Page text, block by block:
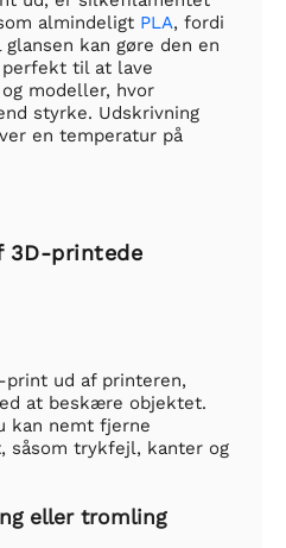
almindeligt PLA, fordi
kan gøre den en
perfekt til at lave
modeller, hvor
styrke. Udskrivning
en temperatur på
3D-printede
ud af printeren,
at beskære objektet.
kan nemt fjerne
såsom trykfejl, kanter og
eller tromling